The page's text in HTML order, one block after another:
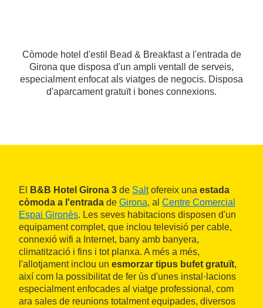
Còmode hotel d'estil Bead & Breakfast a l'entrada de
Girona que disposa d'un ampli ventall de serveis,
especialment enfocat als viatges de negocis. Disposa
d'aparcament gratuït i bones connexions.
El B&B Hotel Girona 3 de Saltofereix una estada
còmoda a l'entrada de Girona, al Centre Comercial
Espai Gironès. Les seves habitacions disposen d'un
equipament complet, que inclou televisió per cable,
connexió wifi a Internet, bany amb banyera,
climatització i fins i tot planxa. A més a més,
l'allotjament inclou un esmorzar tipus bufet gratuït,
així com la possibilitat de fer ús d'unes instal·lacions
especialment enfocades al viatge professional, com
ara sales de reunions totalment equipades, diversos